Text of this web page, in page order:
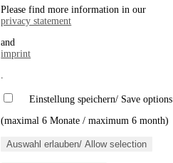
Please find more information in our
privacy statement
and
imprint
.
Einstellung speichern/ Save options
(maximal 6 Monate / maximum 6 month)
Auswahl erlauben/ Allow selection